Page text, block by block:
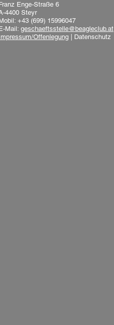
Enge-Straße 6
4400 Steyr
+43 (699) 15996047
Mail: geschaeftsstelle@beagleclub.at
Offenlegung
Datenschutz